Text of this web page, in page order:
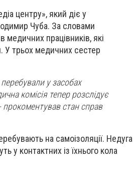
центру», який діє у
Чуба. За словами
медичних працівників, які
У трьох медичних сестер
у засобах
комісія тепер розслідує
прокоментував стан справ
на самоізоляції. Недуга
у контактних із їхнього кола